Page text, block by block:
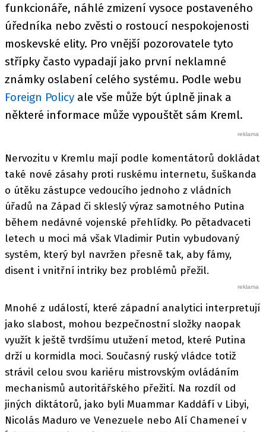
funkcionáře, náhlé zmizení vysoce postaveného
úředníka nebo zvěsti o rostoucí nespokojenosti
moskevské elity. Pro vnější pozorovatele tyto
střípky často vypadají jako první neklamné
známky oslabení celého systému. Podle webu
Foreign Policy ale vše může být úplně jinak a
některé informace může vypouštět sám Kreml.
Nervozitu v Kremlu mají podle komentátorů dokládat
také nové zásahy proti ruskému internetu, šuškanda
o útěku zástupce vedoucího jednoho z vládních
úřadů na Západ či skleslý výraz samotného Putina
během nedávné vojenské přehlídky. Po pětadvaceti
letech u moci má však Vladimir Putin vybudovaný
systém, který byl navržen přesně tak, aby fámy,
disent i vnitřní intriky bez problémů přežil.
Mnohé z událostí, které západní analytici interpretují
jako slabost, mohou bezpečnostní složky naopak
využít k ještě tvrdšímu utužení metod, které Putina
drží u kormidla moci. Současný ruský vládce totiž
strávil celou svou kariéru mistrovským ovládáním
mechanismů autoritářského přežití. Na rozdíl od
jiných diktátorů, jako byli Muammar Kaddáfí v Libyi,
Nicolás Maduro ve Venezuele nebo Alí Chameneí v